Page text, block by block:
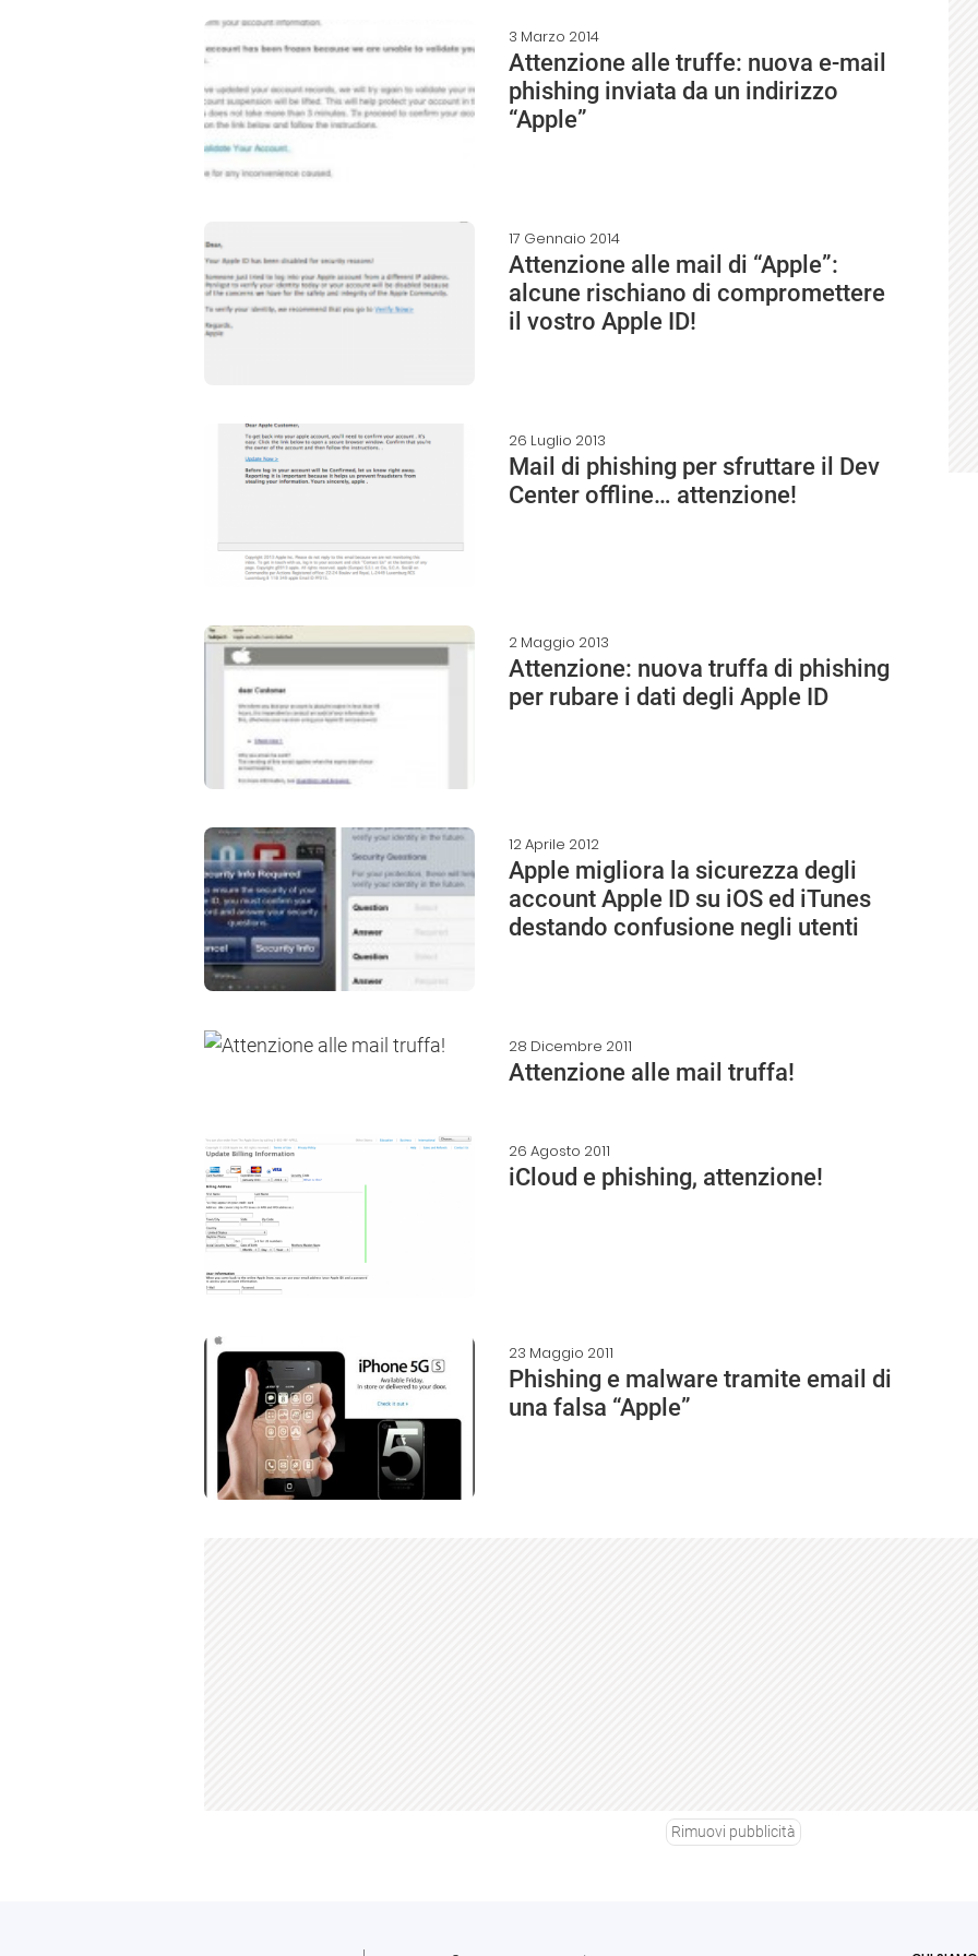
3 Marzo 2014
Attenzione alle truffe: nuova e-mail
phishing inviata da un indirizzo
“Apple”
17 Gennaio 2014
Attenzione alle mail di “Apple”:
alcune rischiano di compromettere
il vostro Apple ID!
26 Luglio 2013
Mail di phishing per sfruttare il Dev
Center offline… attenzione!
2 Maggio 2013
Attenzione: nuova truffa di phishing
per rubare i dati degli Apple ID
12 Aprile 2012
Apple migliora la sicurezza degli
account Apple ID su iOS ed iTunes
destando confusione negli utenti
28 Dicembre 2011
Attenzione alle mail truffa!
26 Agosto 2011
iCloud e phishing, attenzione!
23 Maggio 2011
Phishing e malware tramite email di
una falsa “Apple”
Rimuovi pubblicità